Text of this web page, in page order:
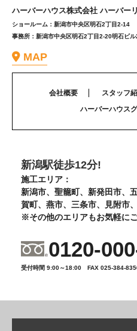
ハーバーハウス株式会社 ハーバー
ショールーム：新潟市中央区明石2丁目2-14
事務所：新潟市中央区明石2丁目2-20明石ビ
MAP
会社概要 スタッフ
ハーバーハウス
新潟駅徒歩12分!
施工エリア：
新潟市、聖籠町、新発田市、
賀町、燕市、三条市、見附市
※その他のエリアもお気軽にご
0120-
受付時間 9:00～18:00 FAX 025-384-